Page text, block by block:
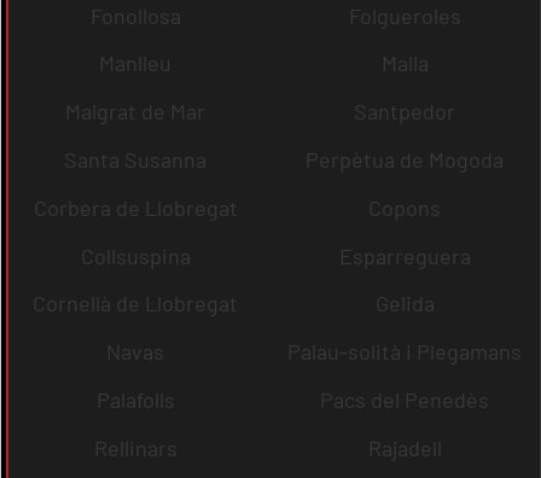
Fonollosa
Folgueroles
Manlleu
Malla
Malgrat de Mar
Santpedor
Santa Susanna
Perpètua de Mogoda
Corbera de Llobregat
Copons
Collsuspina
Esparreguera
Cornellà de Llobregat
Gelida
Navas
Palau-solità i Plegamans
Palafolls
Pacs del Penedès
Rellinars
Rajadell